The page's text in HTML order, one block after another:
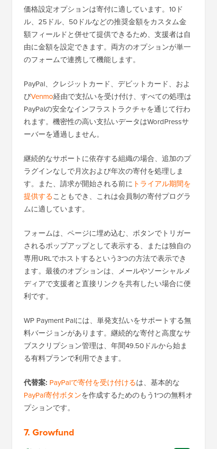
価格設定オプションは寄付に適しています。10ド
ル、25ドル、50ドルなどの推奨金額をカスタム金
額フィールドと併せて提供できるため、支援者は自
由に金額を設定できます。両方のオプションが単一
のフォームで連携して機能します。
PayPal、クレジットカード、デビットカード、およ
びVenmo経由で支払いを受け付け、すべての処理は
PayPalの安全なインフラストラクチャを通じて行わ
れます。機密性の高い支払いデータはWordPressサ
ーバーを通過しません。
継続的なサポートに依存する組織の場合、追加のプ
ラグインなしで月次および年次の寄付を処理しま
す。また、請求が開始される前に トライアル期間を
提供することもでき、これは会員制の寄付プログラ
ムに適しています。
フォームは、ページに埋め込む、ボタンでトリガー
されるポップアップとして表示する、または独自の
専用URLでホストするという3つの方法で表示でき
ます。最後のオプションは、メールやソーシャルメ
ディアで支援者と直接リンクを共有したい場合に便
利です。
WP Payment Palには、単発支払いをサポートする無
料バージョンがあります。継続的な寄付と高度なサ
ブスクリプション管理は、年間49.50ドルから始ま
る有料プランで利用できます。
代替案: PayPalで寄付を受け付けるは、基本的な
PayPal寄付ボタンを作成するためのもう1つの無料オ
プションです。
7. Growfund